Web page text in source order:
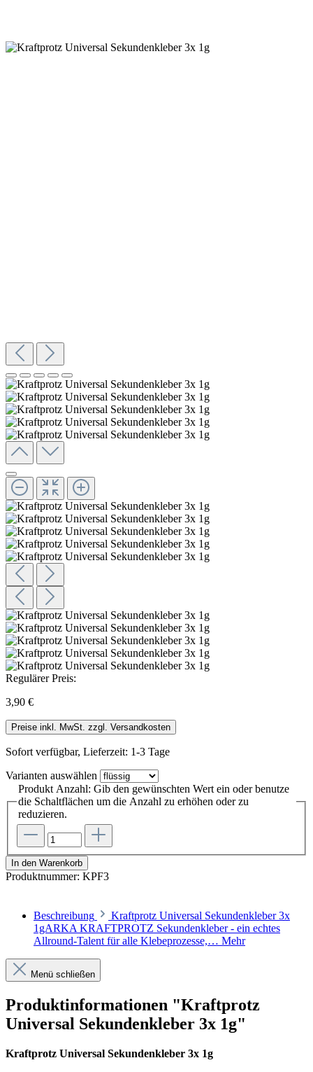
Regulärer Preis:
3,90 €
Preise inkl. MwSt. zzgl. Versandkosten
Sofort verfügbar, Lieferzeit: 1-3 Tage
Varianten auswählen
Produkt Anzahl: Gib den gewünschten Wert ein oder benutze
die Schaltflächen um die Anzahl zu erhöhen oder zu
reduzieren.
In den Warenkorb
Produktnummer: KPF3
Beschreibung
Kraftprotz Universal Sekundenkleber 3x
1gARKA KRAFTPROTZ Sekundenkleber - ein echtes
Allround-Talent für alle Klebeprozesse,… Mehr
Menü schließen
Produktinformationen "Kraftprotz
Universal Sekundenkleber 3x 1g"
Kraftprotz Universal Sekundenkleber 3x 1g